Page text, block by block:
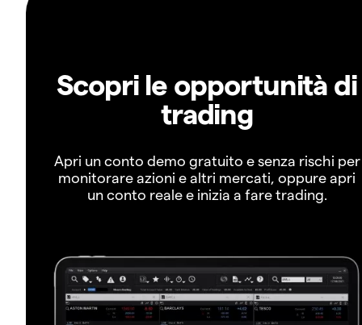
Scopri le opportunità di
trading
Apri un conto demo gratuito e senza rischi per
monitorare azioni e altri mercati, oppure apri
un conto reale e inizia a fare trading.